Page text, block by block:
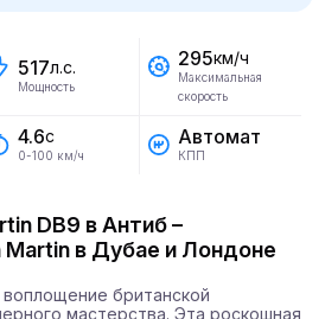
517л.с.
Мощность
295км/ч
Максимальная
скорость
4.6с
0-100 км/ч
Автомат
КПП
DB9 в Антиб –
в Дубае и Лондоне
воплощение британской
мастерства. Эта роскошная